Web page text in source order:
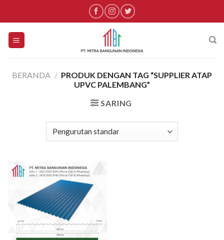
content
BERANDA / PRODUK DENGAN TAG “SUPPLIER ATAP
UPVC PALEMBANG”
SARING